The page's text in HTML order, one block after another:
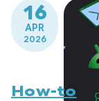
16
APR
2026
How-to